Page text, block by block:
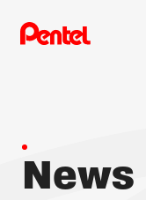
商品
News